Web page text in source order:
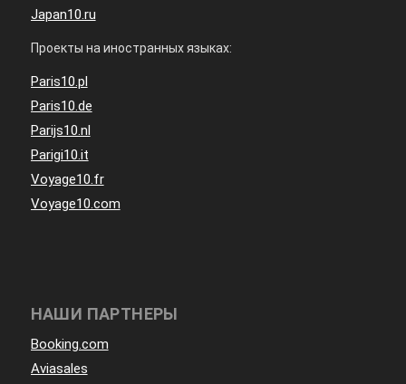
Japan10.ru
Проекты на иностранных языках:
Paris10.pl
Paris10.de
Parijs10.nl
Parigi10.it
Voyage10.fr
Voyage10.com
НАШИ ПАРТНЕРЫ
Booking.com
Aviasales